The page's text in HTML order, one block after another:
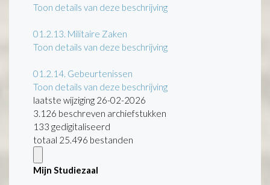
Toon details van deze beschrijving
01.2.13. Militaire Zaken
Toon details van deze beschrijving
01.2.14. Gebeurtenissen
Toon details van deze beschrijving
laatste wijziging 26-02-2026
3.126 beschreven archiefstukken
133 gedigitaliseerd
totaal 25.496 bestanden
Mijn Studiezaal